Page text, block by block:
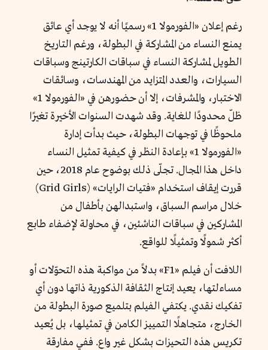
رغم إعلان «الفورمولا 1» رسميًا أنه لا يوجد أي عائق
يمنع النساء من المشاركة في البطولة، ورغم التاريخ
الطويل لمشاركة النساء في سباقات الكارتينج وسباقات
السيارات، والعدد المتزايد من المهندسات، وسائقات
الاختبار، والمشرفات، إلا أن حضورهن في «الفورمولا 1»
ظلّ محدودًا للغاية. وقد شهدت السنوات الأخيرة تغيرًا
ملحوظًا في توجهات البطولة، حيث بدأت إدارة
«الفورمولا 1» بإعادة النظر في كيفية تمثيل النساء
داخل هذا المجال. تجلّى ذلك بوضوح عام 2018، حين
قررت إيقاف استخدام «فتيات الرايات» (Grid Girls)
خلال مراسم السباق، واستبدالهن بأطفال من
المشاركين في سباقات الناشئين، في محاولة لإضفاء طابع
أكثر شمولًا وتمثيلًا للواقع.
اللافت أن فيلم «F1» بدلاً من مواكبة هذه التحوّلات أو
مساءلتها، يعيد إنتاج الثقافة الذكورية ذاتها دون أي
تفكيك نقدي. يكتفي الفيلم بتلميع صورة البطولة من
الخارج، متجاهلًا التمييز الكامن في تمثيلها، بل يُعيد
تكريس هذه التحيزات بشكل غير واعٍ. ففي مفارقة